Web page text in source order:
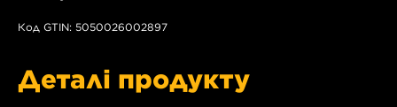
Код GTIN: 5050026002897
Деталі продукту